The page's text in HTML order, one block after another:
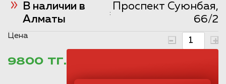
В наличии в
Алматы
:
Проспект Суюнбая,
66/2
Цена
9800 ТГ.